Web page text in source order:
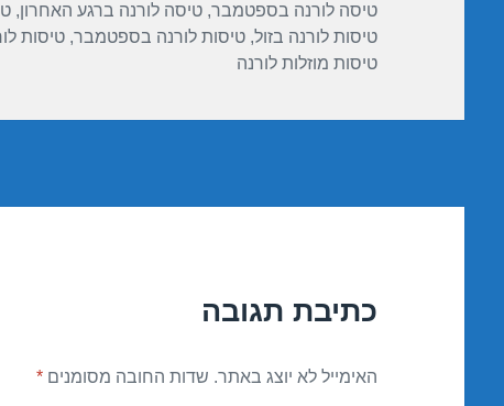
o
k
p
בתאריך
טיסה לורנה בספטמבר,טיסה לורנה ברגע האחרון,
טיסות לורנה בזול,טיסות לורנה בספטמבר,טיסות
טיסות מוזלות לורנה
כתיבת תגובה
האימייל לא יוצג באתר. שדות החובה מסומנים*